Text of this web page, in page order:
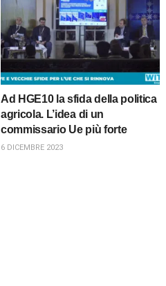
Ad HGE10 la sfida della politica
agricola. L’idea di un
commissario Ue più forte
6 DICEMBRE 2023